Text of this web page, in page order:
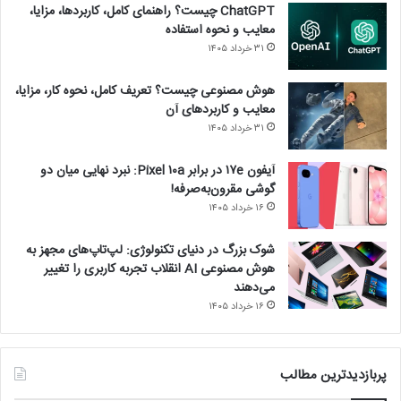
ChatGPT چیست؟ راهنمای کامل، کاربردها، مزایا،
معایب و نحوه استفاده
۳۱ خرداد ۱۴۰۵
هوش مصنوعی چیست؟ تعریف کامل، نحوه کار، مزایا،
معایب و کاربردهای آن
۳۱ خرداد ۱۴۰۵
آیفون ۱۷e در برابر Pixel ۱۰a: نبرد نهایی میان دو
گوشی مقرون‌به‌صرفه!
۱۶ خرداد ۱۴۰۵
شوک بزرگ در دنیای تکنولوژی: لپ‌تاپ‌های مجهز به
هوش مصنوعی AI انقلاب تجربه کاربری را تغییر
می‌دهند
۱۶ خرداد ۱۴۰۵
پربازدیدترین مطالب